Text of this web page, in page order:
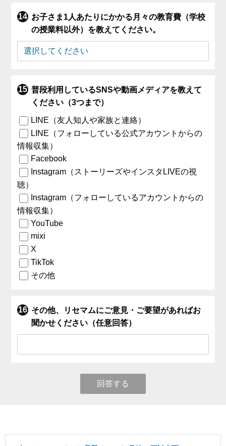
お子さま1人あたりにかかる月々の教育費（学校
の授業料以外）を教えてください。
普段利用しているSNSや動画メディアを教えて
ください（3つまで）
LINE（友人知人や家族と連絡）
LINE（フォローしている公式アカウントからの
情報収集）
Facebook
Instagram（ストーリーズやインスタLIVEの視
聴）
Instagram（フォローしているアカウントからの
情報収集）
YouTube
mixi
X
TikTok
その他
その他、リセマムにご意見・ご要望があればお
聞かせください（任意回答）
回答する